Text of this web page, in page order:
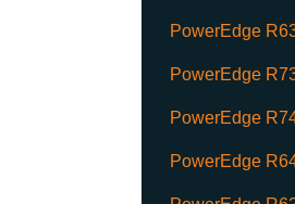
PowerEdge
PowerEdge
PowerEdge
PowerEdge